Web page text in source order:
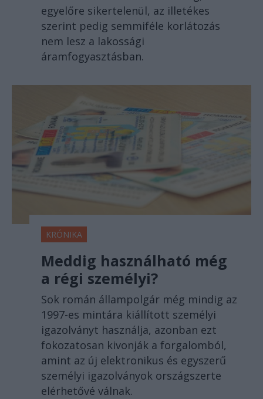
egyelőre sikertelenül, az illetékes
szerint pedig semmiféle korlátozás
nem lesz a lakossági
áramfogyasztásban.
KRÓNIKA
Meddig használható még
a régi személyi?
Sok román állampolgár még mindig az
1997-es mintára kiállított személyi
igazolványt használja, azonban ezt
fokozatosan kivonják a forgalomból,
amint az új elektronikus és egyszerű
személyi igazolványok országszerte
elérhetővé válnak.